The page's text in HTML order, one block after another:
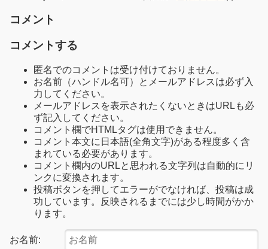
コメント
コメントする
匿名でのコメントは受け付けておりません。
お名前（ハンドル名可）とメールアドレスは必ず入
力してください。
メールアドレスを表示されたくないときはURLも必
ず記入してください。
コメント欄でHTMLタグは使用できません。
コメント本文に日本語(全角文字)がある程度多く含
まれている必要があります。
コメント欄内のURLと思われる文字列は自動的にリ
ンクに変換されます。
投稿ボタンを押してエラーがでなければ、投稿は成
功しています。反映されるまでには少し時間がかか
ります。
お名前: